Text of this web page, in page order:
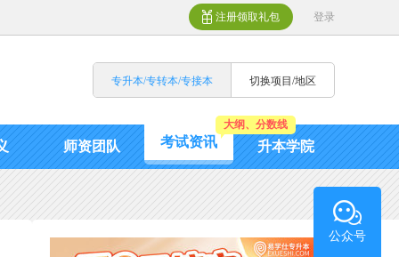
注册领取礼包 登录
专升本/专转本/专接本 切换项目/地区
师资团队 考试资讯
大纲、分数线
升本学院
公众号